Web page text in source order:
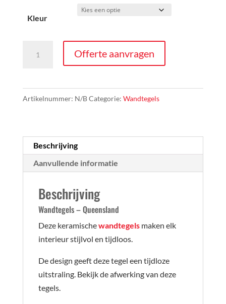
Kleur
aantal
Offerte aanvragen
Artikelnummer: N/BCategorie: Wandtegels
Beschrijving
Aanvullende informatie
Beschrijving
Wandtegels – Queensland
Deze keramischewandtegelsmaken elk
interieur stijlvol en tijdloos.
De design geeft deze tegel een tijdloze
uitstraling. Bekijk de afwerking van deze
tegels.